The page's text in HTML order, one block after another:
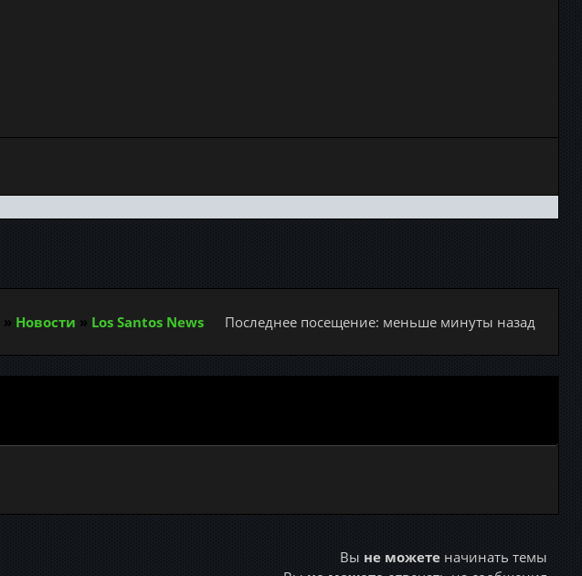
» Новости » Los Santos News Последнее посещение: меньше минуты назад
Вы не можете начинать темы